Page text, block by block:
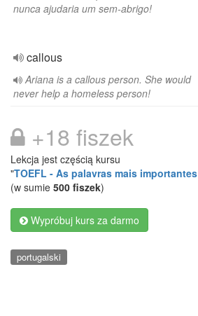
nunca ajudaria um sem-abrigo!
callous
Ariana is a callous person. She would
never help a homeless person!
+18 fiszek
Lekcja jest częścią kursu
"TOEFL - As palavras mais importantes
(w sumie 500 fiszek)
Wypróbuj kurs za darmo
portugalski